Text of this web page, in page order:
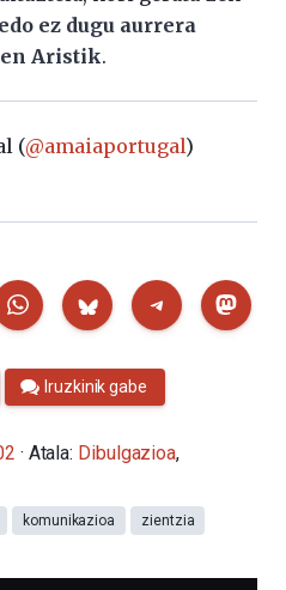
ez dugu aurrera
Aristik.
(@amaiaportugal)
Iruzkinik gabe
· Atala: Dibulgazioa,
komunikazioa zientzia